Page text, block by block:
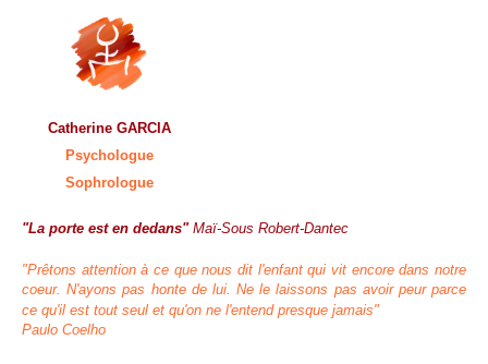
Catherine GARCIA
Psychologue
Sophrologue
"La porte est en dedans" Maï-Sous Robert-Dantec
"Prêtons attention à ce que nous dit l'enfant qui vit encore dans notre
coeur. N'ayons pas honte de lui. Ne le laissons pas avoir peur parce
ce qu'il est tout seul et qu'on ne l'entend presque jamais"
Paulo Coelho